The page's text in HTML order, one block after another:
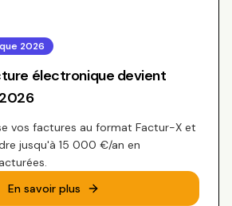
2026
électronique devient
vos factures au format Factur-X et
jusqu'à 15 000 €/an en
En savoir plus